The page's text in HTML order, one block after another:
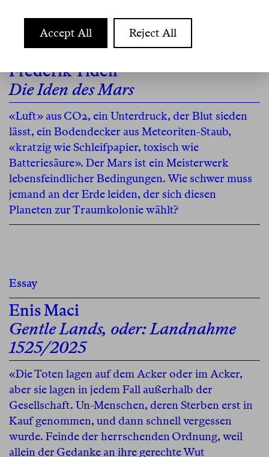
Frederik Tidén
Die Iden des Mars
«Luft» aus CO2, ein Unterdruck, der Blut sieden
lässt, ein Bodendecker aus Meteoriten-Staub,
«kratzig wie Schleifpapier, toxisch wie
Batteriesäure». Der Mars ist ein Meisterwerk
lebensfeindlicher Bedingungen. Wie schwer muss
jemand an der Erde leiden, der sich diesen
Planeten zur Traumkolonie wählt?
Essay
Enis Maci
Gentle Lands, oder: Landnahme
1525/2025
«Die Toten lagen auf dem Acker oder im Acker,
aber sie lagen in jedem Fall außerhalb der
Gesellschaft. Un-Menschen, deren Sterben erst in
Kauf genommen, und dann schnell vergessen
wurde. Feinde der herrschenden Ordnung, weil
allein der Gedanke an ihre gerechte Wut
Accept All Reject All